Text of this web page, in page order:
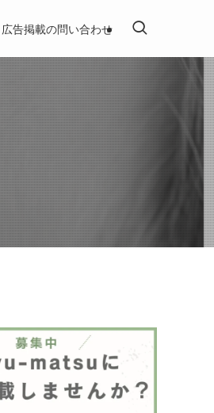
広告掲載の問い合わせ